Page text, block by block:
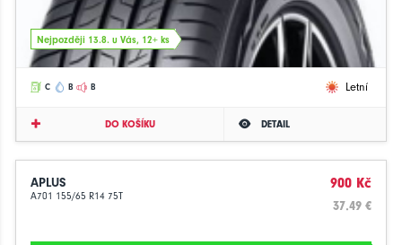
Nejpozději 13.8. u Vás, 12+ ks
C B B Letní
DO KOŠÍKU DETAIL
APLUS
A701 155/65 R14 75T
900 Kč
37.49 €